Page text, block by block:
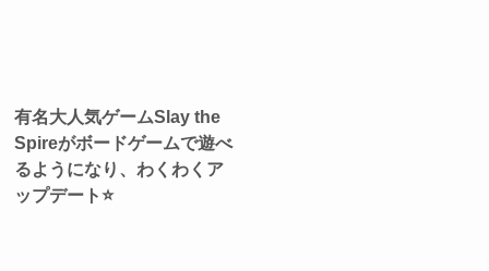
有名大人気ゲームSlay the
Spireがボードゲームで遊べ
るようになり、わくわくア
ップデート⭐